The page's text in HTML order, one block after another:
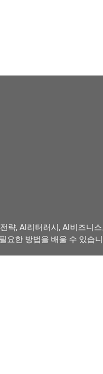
략, AI리터러시, AI비즈니
요한 방법을 배울 수 있습